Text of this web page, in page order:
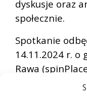
dyskusje oraz
społecznie.
Spotkanie
14.11.2024 r. o
Rawa